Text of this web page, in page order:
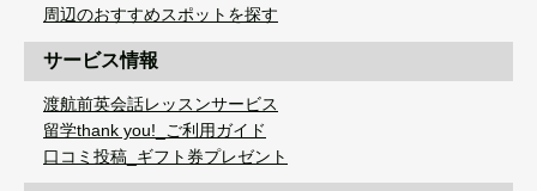
周辺のおすすめスポットを探す
サービス情報
渡航前英会話レッスンサービス
留学thank you!_ご利用ガイド
口コミ投稿_ギフト券プレゼント